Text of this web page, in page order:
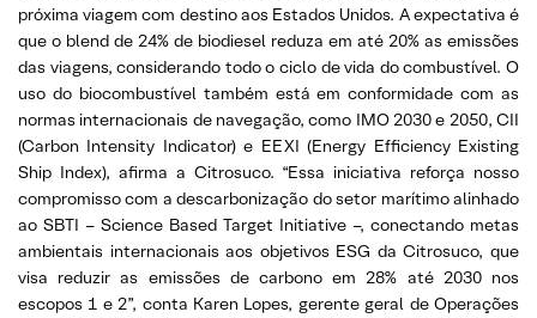
próxima viagem com destino aos Estados Unidos. A expectativa é
que o blend de 24% de biodiesel reduza em até 20% as emissões
das viagens, considerando todo o ciclo de vida do combustível. O
uso do biocombustível também está em conformidade com as
normas internacionais de navegação, como IMO 2030 e 2050, CII
(Carbon Intensity Indicator) e EEXI (Energy Efficiency Existing
Ship Index), afirma a Citrosuco. “Essa iniciativa reforça nosso
compromisso com a descarbonização do setor marítimo alinhado
ao SBTI – Science Based Target Initiative –, conectando metas
ambientais internacionais aos objetivos ESG da Citrosuco, que
visa reduzir as emissões de carbono em 28% até 2030 nos
escopos 1 e 2”, conta Karen Lopes, gerente geral de Operações